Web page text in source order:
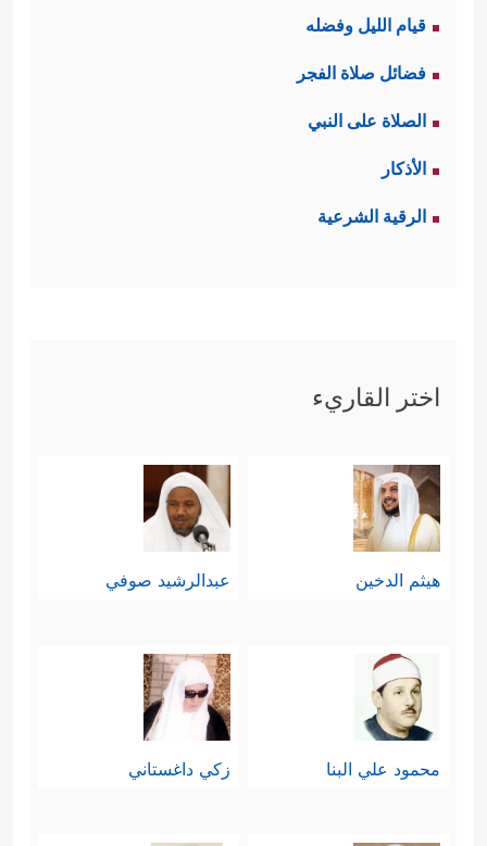
قيام الليل وفضله
فضائل صلاة الفجر
الصلاة على النبي
الأذكار
الرقية الشرعية
اختر القاريء
هيثم الدخين عبدالرشيد صوفي
محمود علي البنا زكي داغستاني